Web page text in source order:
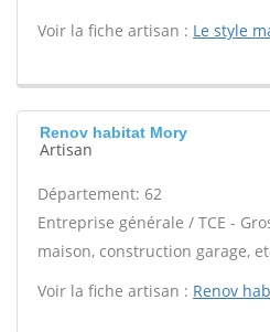
Voir la fiche artisan : Le style
Renov habitat Mory
Artisan
Département: 62
Entreprise générale / TCE -
maison, construction garage,
Voir la fiche artisan : Renov